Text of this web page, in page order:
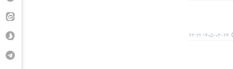
۱۴۰۵-۰۳-۲۴ ۲۳:۲۲